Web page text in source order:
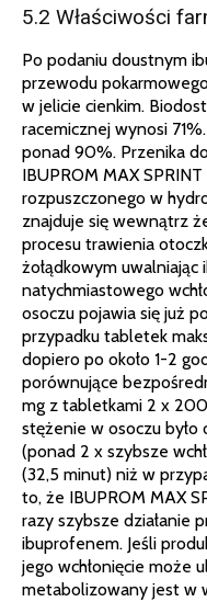
5.2 Właściwości
Po podaniu doustnym
przewodu
w jelicie cienkim.
racemicznej wynosi
ponad 90%. Przenika
IBUPROM MAX
rozpuszczonego w
znajduje się wewnątrz
procesu trawienia
żołądkowym
natychmiastowego
osoczu pojawia się już
przypadku tabletek
dopiero po około 1-2
porównujące
mg z tabletkami 2 x
stężenie w osoczu było
(ponad 2 x szybsze
(32,5 minut) niż w
to, że IBUPROM MAX
razy szybsze działanie
ibuprofenem. Jeśli
jego wchłonięcie może
metabolizowany jest w